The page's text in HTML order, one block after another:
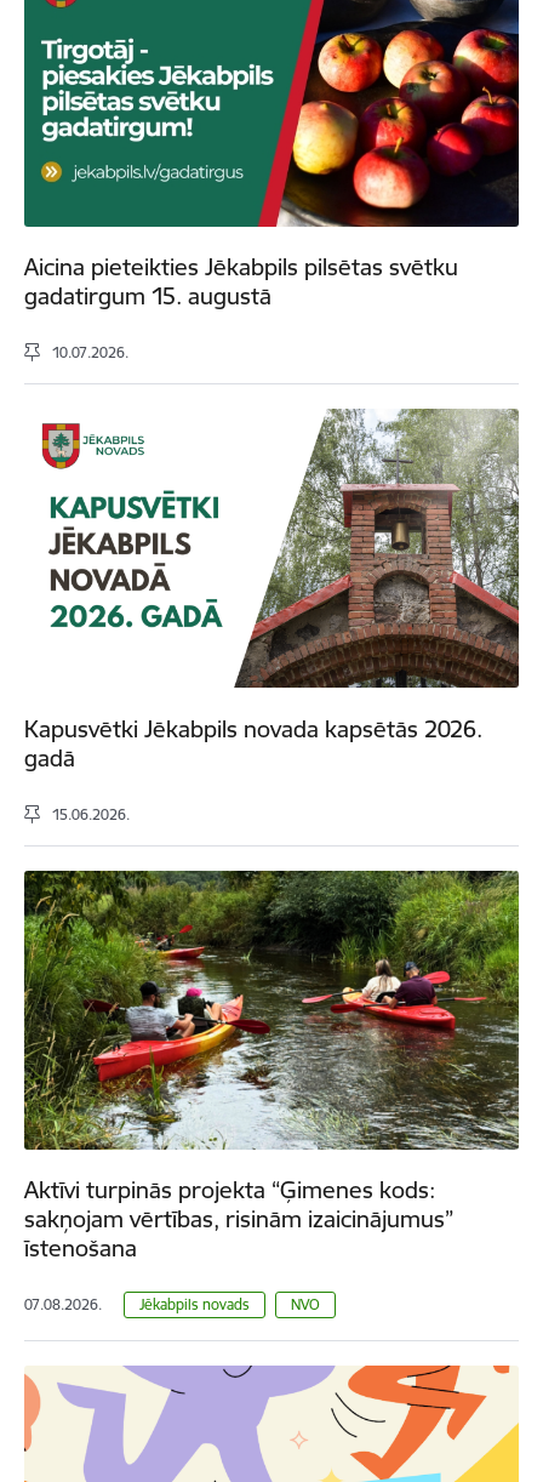
Aicina pieteikties Jēkabpils pilsētas svētku
gadatirgum 15. augustā
10.07.2026.
Kapusvētki Jēkabpils novada kapsētās 2026.
gadā
15.06.2026.
Aktīvi turpinās projekta “Ģimenes kods:
sakņojam vērtības, risinām izaicinājumus”
īstenošana
07.08.2026. Jēkabpils novads NVO